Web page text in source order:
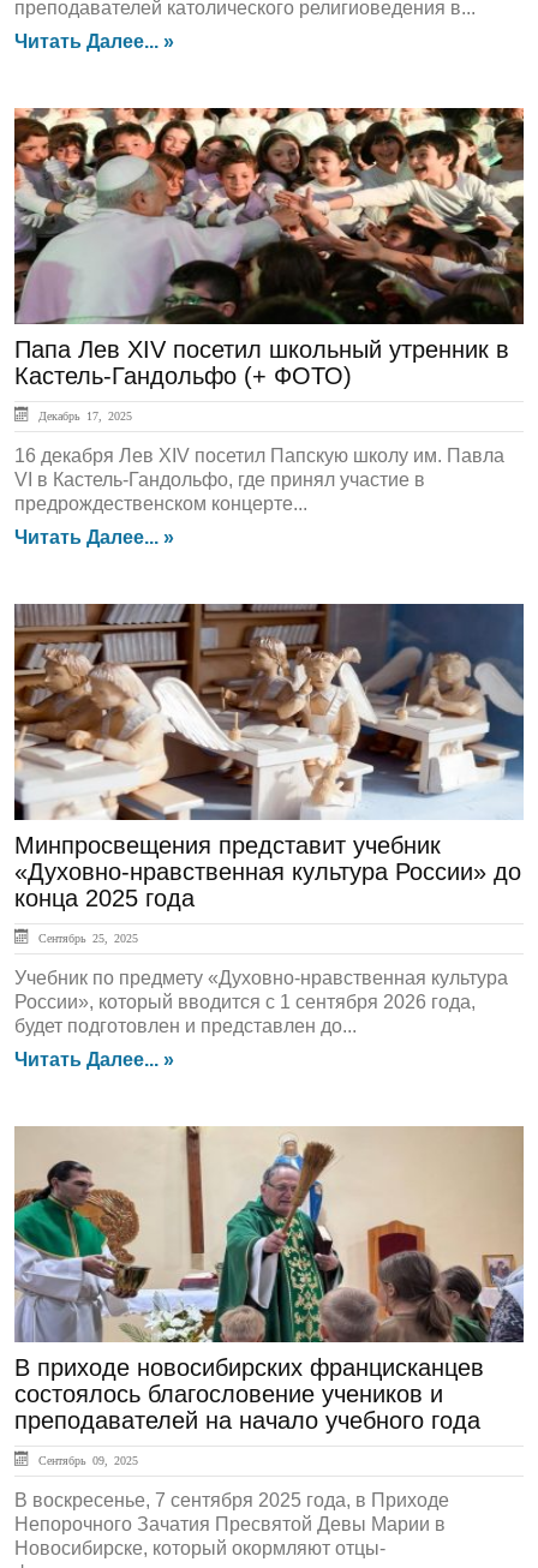
преподавателей католического религиоведения в...
Читать Далее... »
ГЛАВНАЯ
Папа Лев XIV посетил школьный утренник в
Кастель-Гандольфо (+ ФОТО)
Декабрь 17, 2025
16 декабря Лев XIV посетил Папскую школу им. Павла
VI в Кастель-Гандольфо, где принял участие в
предрождественском концерте...
Читать Далее... »
ЛЕНТА НОВОСТЕЙ
Минпросвещения представит учебник
«Духовно-нравственная культура России» до
конца 2025 года
Сентябрь 25, 2025
Учебник по предмету «Духовно-нравственная культура
России», который вводится с 1 сентября 2026 года,
будет подготовлен и представлен до...
Читать Далее... »
ЛЕНТА НОВОСТЕЙ
В приходе новосибирских францисканцев
состоялось благословение учеников и
преподавателей на начало учебного года
Сентябрь 09, 2025
В воскресенье, 7 сентября 2025 года, в Приходе
Непорочного Зачатия Пресвятой Девы Марии в
Новосибирске, который окормляют отцы-